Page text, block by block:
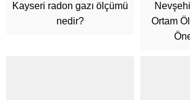
Kayseri radon gazı ölçümü
nedir?
Ortam